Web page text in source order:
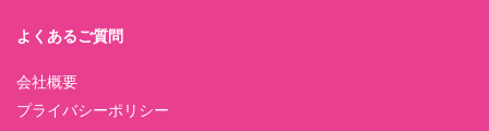
よくあるご質問
会社概要
プライバシーポリシー